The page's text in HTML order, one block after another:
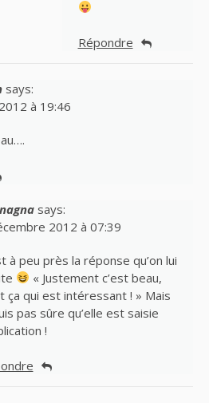
Répondre
says:
à 19:46
says:
2012 à 07:39
à peu près la réponse qu’on lui
« Justement c’est beau,
ça qui est intéressant ! » Mais
pas sûre qu’elle est saisie
!